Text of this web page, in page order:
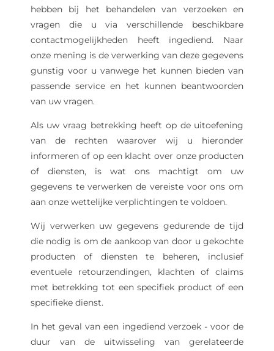
hebben bij het behandelen van verzoeken en
vragen die u via verschillende beschikbare
contactmogelijkheden heeft ingediend. Naar
onze mening is de verwerking van deze gegevens
gunstig voor u vanwege het kunnen bieden van
passende service en het kunnen beantwoorden
van uw vragen.
Als uw vraag betrekking heeft op de uitoefening
van de rechten waarover wij u hieronder
informeren of op een klacht over onze producten
of diensten, is wat ons machtigt om uw
gegevens te verwerken de vereiste voor ons om
aan onze wettelijke verplichtingen te voldoen.
Wij verwerken uw gegevens gedurende de tijd
die nodig is om de aankoop van door u gekochte
producten of diensten te beheren, inclusief
eventuele retourzendingen, klachten of claims
met betrekking tot een specifiek product of een
specifieke dienst.
In het geval van een ingediend verzoek - voor de
duur van de uitwisseling van gerelateerde